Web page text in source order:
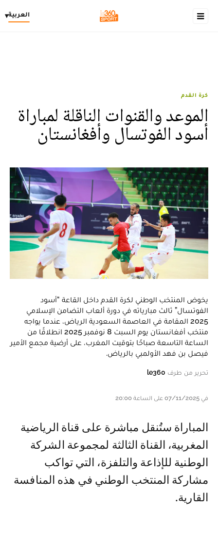
العربية▾
كرة القدم
الموعد والقنوات الناقلة لمباراة
أسود الفوتسال وأفغانستان
يخوض المنتخب الوطني لكرة القدم داخل القاعة “أسود
الفوتسال” ثالث مبارياته في دورة ألعاب التضامن الإسلامي
2025 المقامة في العاصمة السعودية الرياض، عندما يواجه
منتخب أفغانستان يوم السبت 8 نوفمبر 2025 انطلاقًا من
الساعة التاسعة صباحًا بتوقيت المغرب، على أرضية مجمع الأمير
فيصل بن فهد الأولمبي بالرياض.
تحرير من طرف le360
في 07/11/2025 على الساعة 20:00
المباراة ستُنقل مباشرة على قناة الرياضية
المغربية، القناة الثالثة لمجموعة الشركة
الوطنية للإذاعة والتلفزة، التي تواكب
مشاركة المنتخب الوطني في هذه المنافسة
القارية.